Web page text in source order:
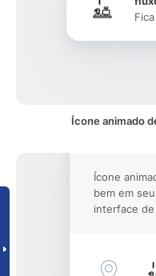
Ícone animado
Ícone
bem em
interface de